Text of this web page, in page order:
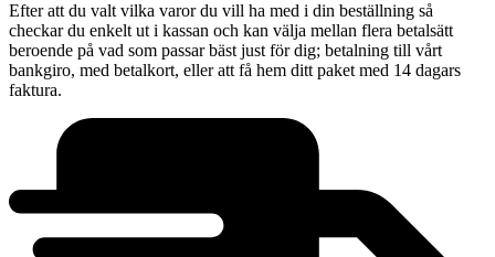
Efter att du valt vilka varor du vill ha med i din beställning så
checkar du enkelt ut i kassan och kan välja mellan flera betalsätt
beroende på vad som passar bäst just för dig; betalning till vårt
bankgiro, med betalkort, eller att få hem ditt paket med 14 dagars
faktura.